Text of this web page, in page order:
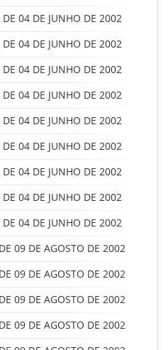
04 DE JUNHO DE 2002
04 DE JUNHO DE 2002
04 DE JUNHO DE 2002
04 DE JUNHO DE 2002
04 DE JUNHO DE 2002
04 DE JUNHO DE 2002
04 DE JUNHO DE 2002
04 DE JUNHO DE 2002
04 DE JUNHO DE 2002
09 DE AGOSTO DE 2002
09 DE AGOSTO DE 2002
09 DE AGOSTO DE 2002
09 DE AGOSTO DE 2002